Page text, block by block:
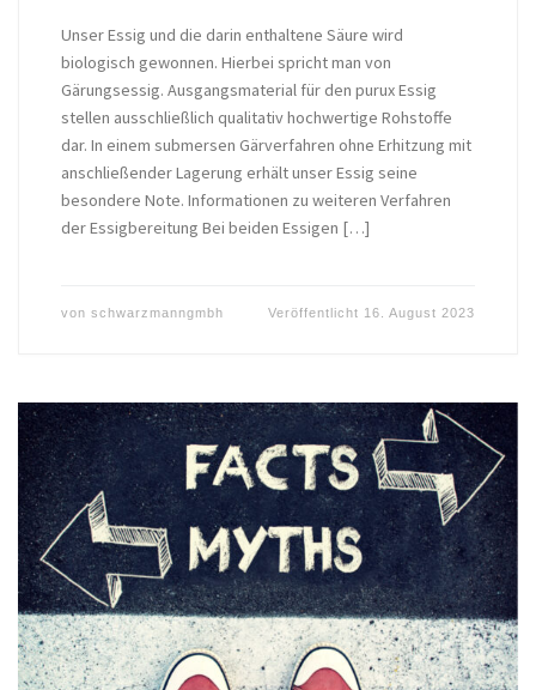
Unser Essig und die darin enthaltene Säure wird
biologisch gewonnen. Hierbei spricht man von
Gärungsessig. Ausgangsmaterial für den purux Essig
stellen ausschließlich qualitativ hochwertige Rohstoffe
dar. In einem submersen Gärverfahren ohne Erhitzung mit
anschließender Lagerung erhält unser Essig seine
besondere Note. Informationen zu weiteren Verfahren
der Essigbereitung Bei beiden Essigen […]
von schwarzmanngmbh Veröffentlicht 16. August 2023